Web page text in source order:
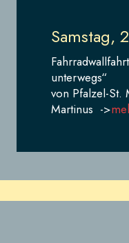
Samstag,
unterwegs“
von Pfalzel-St.
Martinus ->